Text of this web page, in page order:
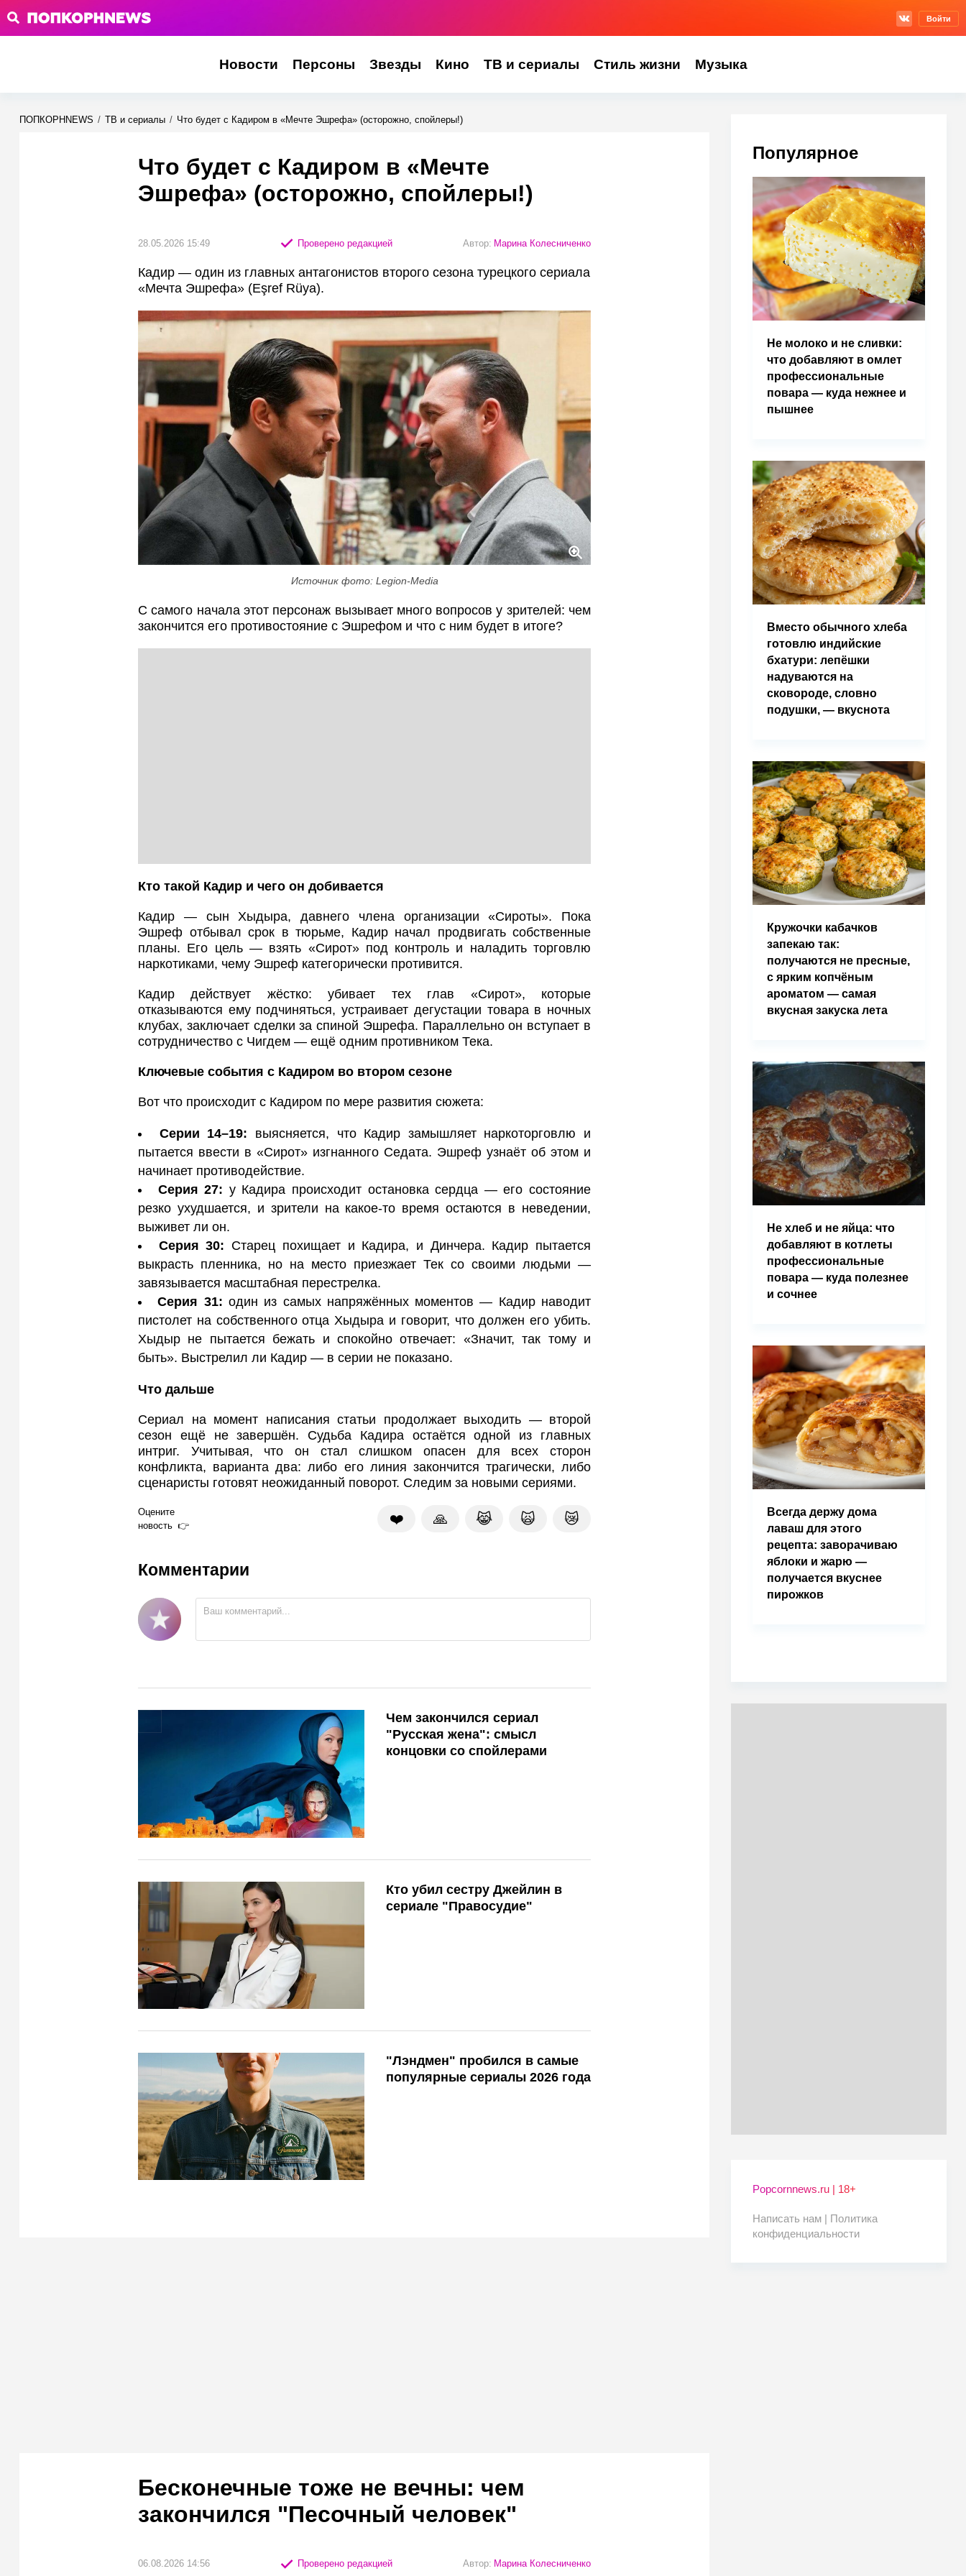
Войти
Новости Персоны Звезды Кино ТВ и сериалы Стиль жизни Музыка
ПОПКОРНNEWS / ТВ и сериалы / Что будет с Кадиром в «Мечте Эшрефа» (осторожно, спойлеры!)
Что будет с Кадиром в «Мечте
Эшрефа» (осторожно, спойлеры!)
28.05.2026 15:49 Проверено редакцией Автор: Марина Колесниченко
Кадир — один из главных антагонистов второго сезона турецкого сериала
«Мечта Эшрефа» (Eşref Rüya).
Источник фото: Legion-Media
С самого начала этот персонаж вызывает много вопросов у зрителей: чем
закончится его противостояние с Эшрефом и что с ним будет в итоге?
Кто такой Кадир и чего он добивается
Кадир — сын Хыдыра, давнего члена организации «Сироты». Пока
Эшреф отбывал срок в тюрьме, Кадир начал продвигать собственные
планы. Его цель — взять «Сирот» под контроль и наладить торговлю
наркотиками, чему Эшреф категорически противится.
Кадир действует жёстко: убивает тех глав «Сирот», которые
отказываются ему подчиняться, устраивает дегустации товара в ночных
клубах, заключает сделки за спиной Эшрефа. Параллельно он вступает в
сотрудничество с Чигдем — ещё одним противником Тека.
Ключевые события с Кадиром во втором сезоне
Вот что происходит с Кадиром по мере развития сюжета:
Серии 14–19: выясняется, что Кадир замышляет наркоторговлю и
пытается ввести в «Сирот» изгнанного Седата. Эшреф узнаёт об этом и
начинает противодействие.
Серия 27: у Кадира происходит остановка сердца — его состояние
резко ухудшается, и зрители на какое-то время остаются в неведении,
выживет ли он.
Серия 30: Старец похищает и Кадира, и Динчера. Кадир пытается
выкрасть пленника, но на место приезжает Тек со своими людьми —
завязывается масштабная перестрелка.
Серия 31: один из самых напряжённых моментов — Кадир наводит
пистолет на собственного отца Хыдыра и говорит, что должен его убить.
Хыдыр не пытается бежать и спокойно отвечает: «Значит, так тому и
быть». Выстрелил ли Кадир — в серии не показано.
Что дальше
Сериал на момент написания статьи продолжает выходить — второй
сезон ещё не завершён. Судьба Кадира остаётся одной из главных
интриг. Учитывая, что он стал слишком опасен для всех сторон
конфликта, варианта два: либо его линия закончится трагически, либо
сценаристы готовят неожиданный поворот. Следим за новыми сериями.
Оцените
новость
❤️ 🙏 😹 🙀 😿
Комментарии
Чем закончился сериал
"Русская жена": смысл
концовки со спойлерами
Кто убил сестру Джейлин в
сериале "Правосудие"
"Лэндмен" пробился в самые
популярные сериалы 2026 года
Бесконечные тоже не вечны: чем
закончился "Песочный человек"
06.08.2026 14:56 Проверено редакцией Автор: Марина Колесниченко
Популярное
Не молоко и не сливки:
что добавляют в омлет
профессиональные
повара — куда нежнее и
пышнее
Вместо обычного хлеба
готовлю индийские
бхатури: лепёшки
надуваются на
сковороде, словно
подушки, — вкуснота
Кружочки кабачков
запекаю так:
получаются не пресные,
с ярким копчёным
ароматом — самая
вкусная закуска лета
Не хлеб и не яйца: что
добавляют в котлеты
профессиональные
повара — куда полезнее
и сочнее
Всегда держу дома
лаваш для этого
рецепта: заворачиваю
яблоки и жарю —
получается вкуснее
пирожков
Popcornnews.ru | 18+
Написать нам | Политика
конфиденциальности